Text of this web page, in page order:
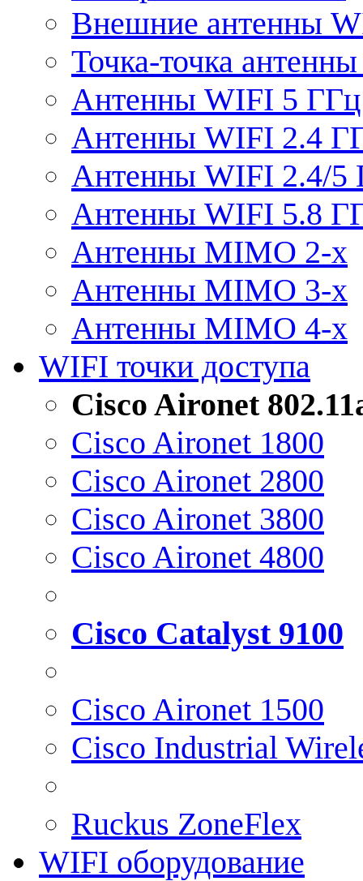
Внешние антенны
Точка-точка
Антенны WIFI 5 ГГц
Антенны WIFI 2.4
Антенны WIFI 2.4/5
Антенны WIFI 5.8
Антенны MIMO 2-x
Антенны MIMO 3-x
Антенны MIMO 4-x
WIFI точки доступа
Cisco Aironet
Cisco Aironet 1800
Cisco Aironet 2800
Cisco Aironet 3800
Cisco Aironet 4800
Cisco Catalyst 9100
Cisco Aironet 1500
Cisco Industrial
Ruckus ZoneFlex
WIFI оборудование